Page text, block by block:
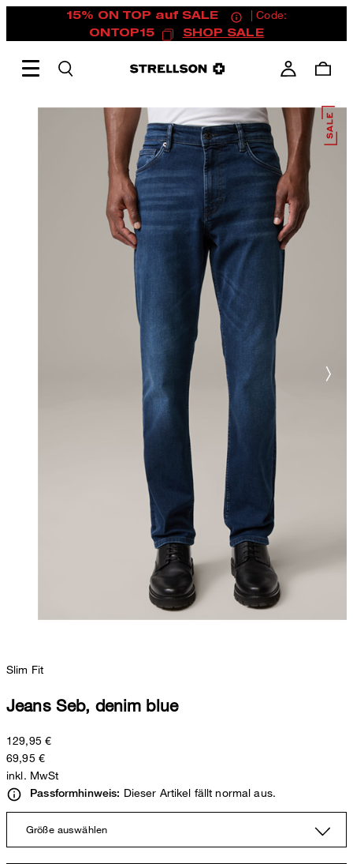
15% ON TOP auf SALE
| Code:
ONTOP15
SHOP SALE
Slim Fit
Jeans Seb, denim blue
129,95 €
69,95 €
inkl. MwSt
Passformhinweis: Dieser Artikel fällt normal aus.
Größe auswählen